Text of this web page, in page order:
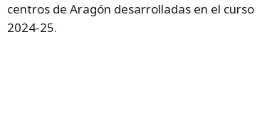
centros de Aragón desarrolladas en el curso
2024-25.